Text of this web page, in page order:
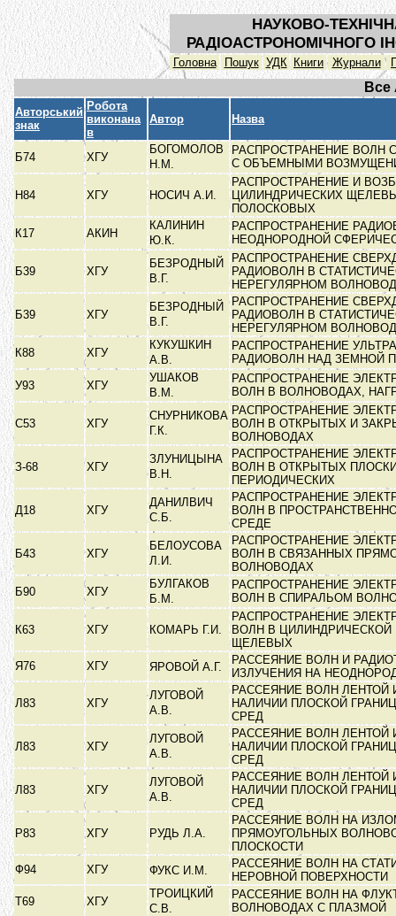
НАУКОВО-
РАДІОАСТРОНОМІЧНОГО
Головна Пошук УДК Книги Журнали
Все
Авторський
знак
Робота
виконана
в
Автор Назва
Б74 ХГУ
БОГОМОЛОВ
Н.М.
РАСПРОСТРАНЕНИЕ ВОЛН
С ОБЪЕМНЫМИ
Н84 ХГУ НОСИЧ А.И.
РАСПРОСТРАНЕНИЕ И
ЦИЛИНДРИЧЕСКИХ
ПОЛОСКОВЫХ
К17
АКИН
КАЛИНИН
Ю.К.
РАСПРОСТРАНЕНИЕ
НЕОДНОРОДНОЙ
Б39 ХГУ
БЕЗРОДНЫЙ
В.Г.
РАСПРОСТРАНЕНИЕ
РАДИОВОЛН В
НЕРЕГУЛЯРНОМ
Б39 ХГУ
БЕЗРОДНЫЙ
В.Г.
РАСПРОСТРАНЕНИЕ
РАДИОВОЛН В
НЕРЕГУЛЯРНОМ
К88
ХГУ
КУКУШКИН
А.В.
РАСПРОСТРАНЕНИЕ
РАДИОВОЛН НАД ЗЕМНОЙ
У93
ХГУ
УШАКОВ
В.М.
РАСПРОСТРАНЕНИЕ
ВОЛН В ВОЛНОВОДАХ,
С53 ХГУ
СНУРНИКОВА
Г.К.
РАСПРОСТРАНЕНИЕ
ВОЛН В ОТКРЫТЫХ И
ВОЛНОВОДАХ
З-68 ХГУ
ЗЛУНИЦЫНА
В.Н.
РАСПРОСТРАНЕНИЕ
ВОЛН В ОТКРЫТЫХ
ПЕРИОДИЧЕСКИХ
Д18 ХГУ
ДАНИЛВИЧ
С.Б.
РАСПРОСТРАНЕНИЕ
ВОЛН В
СРЕДЕ
Б43 ХГУ
БЕЛОУСОВА
Л.И.
РАСПРОСТРАНЕНИЕ
ВОЛН В СВЯЗАННЫХ
ВОЛНОВОДАХ
Б90
ХГУ
БУЛГАКОВ
Б.М.
РАСПРОСТРАНЕНИЕ
ВОЛН В СПИРАЛЬОМ
К63 ХГУ КОМАРЬ Г.И.
РАСПРОСТРАНЕНИЕ
ВОЛН В ЦИЛИНДРИЧЕСКОЙ
ЩЕЛЕВЫХ
Я76
ХГУ ЯРОВОЙ А.Г.
РАССЕЯНИЕ ВОЛН И
ИЗЛУЧЕНИЯ НА
Л83 ХГУ
ЛУГОВОЙ
А.В.
РАССЕЯНИЕ ВОЛН ЛЕНТОЙ
НАЛИЧИИ ПЛОСКОЙ
СРЕД
Л83 ХГУ
ЛУГОВОЙ
А.В.
РАССЕЯНИЕ ВОЛН ЛЕНТОЙ
НАЛИЧИИ ПЛОСКОЙ
СРЕД
Л83 ХГУ
ЛУГОВОЙ
А.В.
РАССЕЯНИЕ ВОЛН ЛЕНТОЙ
НАЛИЧИИ ПЛОСКОЙ
СРЕД
Р83 ХГУ РУДЬ Л.А.
РАССЕЯНИЕ ВОЛН НА
ПРЯМОУГОЛЬНЫХ
ПЛОСКОСТИ
Ф94
ХГУ ФУКС И.М.
РАССЕЯНИЕ ВОЛН НА
НЕРОВНОЙ ПОВЕРХНОСТИ
Т69
ХГУ
ТРОИЦКИЙ
С.В.
РАССЕЯНИЕ ВОЛН НА
ВОЛНОВОДАХ С ПЛАЗМОЙ